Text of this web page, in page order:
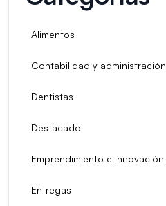
Alimentos
Contabilidad y administración
Dentistas
Destacado
Emprendimiento e innovación
Entregas